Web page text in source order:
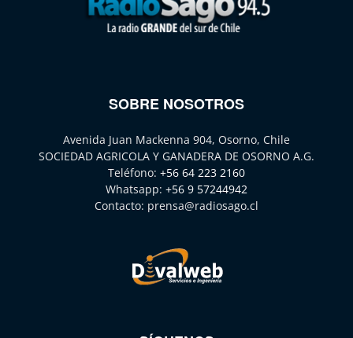
SOBRE NOSOTROS
Avenida Juan Mackenna 904, Osorno, Chile
SOCIEDAD AGRICOLA Y GANADERA DE OSORNO A.G.
Teléfono: +56 64 223 2160
Whatsapp: +56 9 57244942
Contacto: prensa@radiosago.cl